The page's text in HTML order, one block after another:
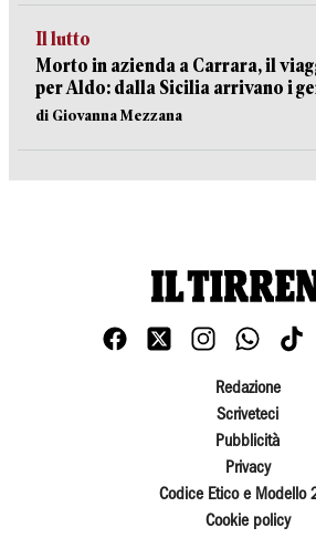
Il lutto
Morto in azienda a Carrara, il
per Aldo: dalla Sicilia arrivano i
di Giovanna Mezzana
Redazione
Scriveteci
Pubblicità
Privacy
Codice Etico e Modello
Cookie policy